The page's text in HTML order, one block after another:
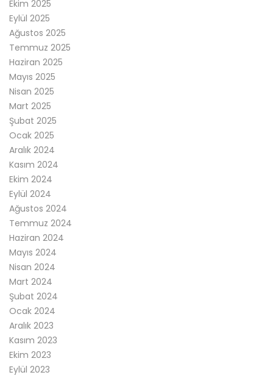
Ekim 2025
Eylül 2025
Ağustos 2025
Temmuz 2025
Haziran 2025
Mayıs 2025
Nisan 2025
Mart 2025
Şubat 2025
Ocak 2025
Aralık 2024
Kasım 2024
Ekim 2024
Eylül 2024
Ağustos 2024
Temmuz 2024
Haziran 2024
Mayıs 2024
Nisan 2024
Mart 2024
Şubat 2024
Ocak 2024
Aralık 2023
Kasım 2023
Ekim 2023
Eylül 2023